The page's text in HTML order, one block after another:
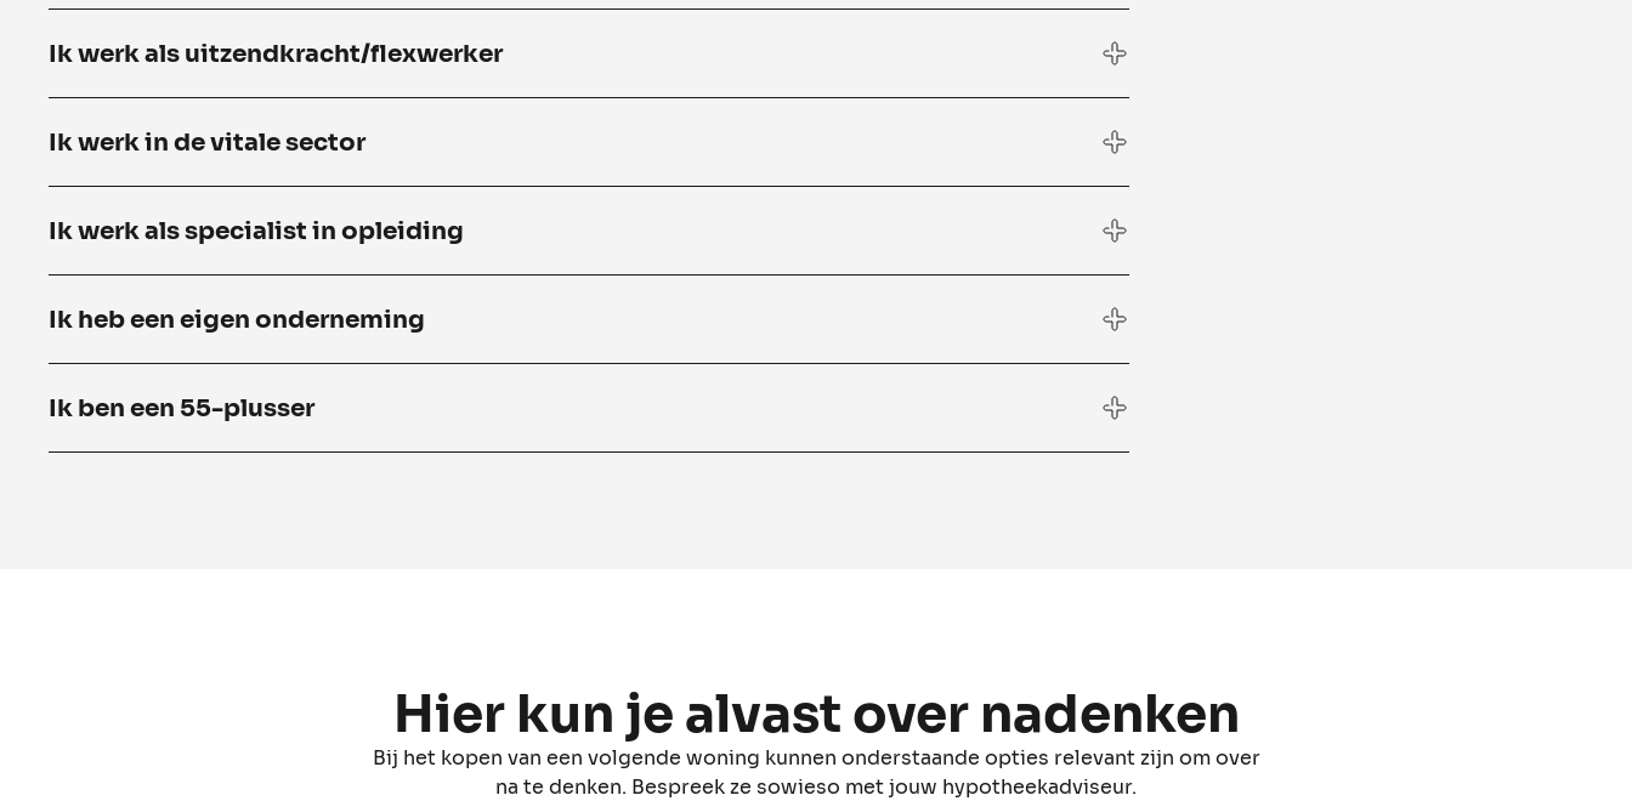
Ik werk als uitzendkracht/flexwerker
Ik werk in de vitale sector
Ik werk als specialist in opleiding
Ik heb een eigen onderneming
Ik ben een 55-plusser
Hier kun je alvast over nadenken
Bij het kopen van een volgende woning kunnen onderstaande opties relevant zijn om over
na te denken. Bespreek ze sowieso met jouw hypotheekadviseur.